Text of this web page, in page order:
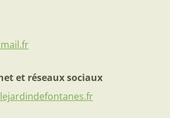
et réseaux sociaux